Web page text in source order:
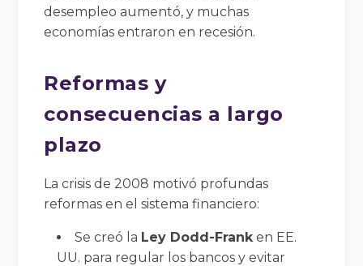
desempleo aumentó, y muchas
economías entraron en recesión.
Reformas y
consecuencias a largo
plazo
La crisis de 2008 motivó profundas
reformas en el sistema financiero:
Se creó la Ley Dodd-Franken EE.
UU. para regular los bancos y evitar